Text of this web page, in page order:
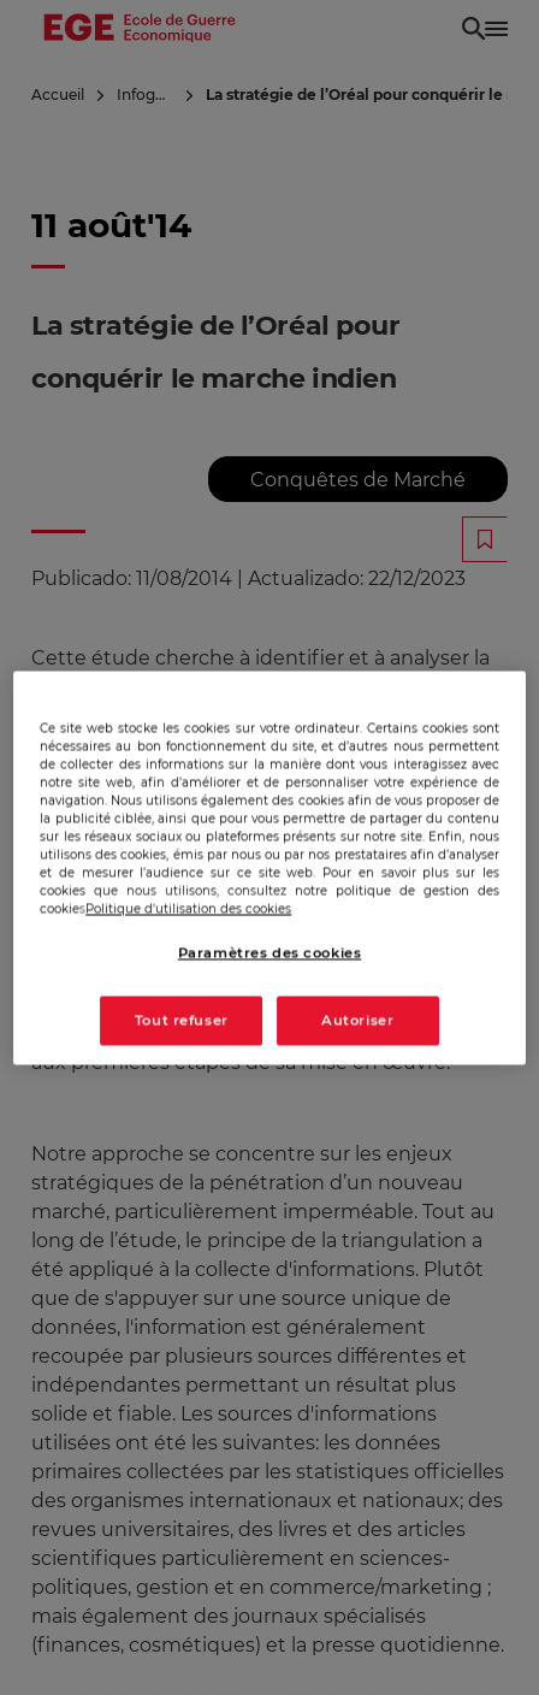
Aller
principal
Accueil Infoguerre La stratégie de l’Oréal pour conquérir le
11 août'14
La stratégie de l’Oréal pour
conquérir le marche indien
Conquêtes de Marché
Publicado: 11/08/2014 Actualizado: 22/12/2023
​Cette étude cherche à identifier et à analyser la
aux questions suivantes : Comment le leader
mondial des cosmétiques aborde-il un nouveau
marché ? Quels sont les ressorts qui lui ont
permit de s’adapter aux exigences du
consommateur indien ? L’Oréal parvient-il à se
différencier de ses concurrents en Inde ? Et
quelles en sont les logiques? Pour ce faire il est
nécessaire de clarifier les spécificités du marché
analyser et cartographier les différents vecteurs
aux premières étapes de sa mise en œuvre.
Notre approche se concentre sur les enjeux
stratégiques de la pénétration d’un nouveau
marché, particulièrement imperméable. Tout au
long de l’étude, le principe de la triangulation a
été appliqué à la collecte d'informations. Plutôt
que de s'appuyer sur une source unique de
données, l'information est généralement
recoupée par plusieurs sources différentes et
indépendantes permettant un résultat plus
solide et fiable. Les sources d'informations
utilisées ont été les suivantes: les données
primaires collectées par les statistiques officielles
des organismes internationaux et nationaux; des
revues universitaires, des livres et des articles
scientifiques particulièrement en sciences-
politiques, gestion et en commerce/marketing ;
mais également des journaux spécialisés
(finances, cosmétiques) et la presse quotidienne.
Ce site web stocke les cookies sur votre ordinateur. Certains cookies sont
nécessaires au bon fonctionnement du site, et d’autres nous permettent
de collecter des informations sur la manière dont vous interagissez avec
notre site web, afin d’améliorer et de personnaliser votre expérience de
navigation. Nous utilisons également des cookies afin de vous proposer de
la publicité ciblée, ainsi que pour vous permettre de partager du contenu
sur les réseaux sociaux ou plateformes présents sur notre site. Enfin, nous
utilisons des cookies, émis par nous ou par nos prestataires afin d’analyser
et de mesurer l’audience sur ce site web. Pour en savoir plus sur les
cookies que nous utilisons, consultez notre politique de gestion des
cookiesPolitique d'utilisation des cookies
Paramètres des cookies
Tout refuser Autoriser